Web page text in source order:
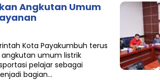
Angkutan Umum
Kota Payakumbuh terus
umum listrik
pelajar sebagai
bagian…